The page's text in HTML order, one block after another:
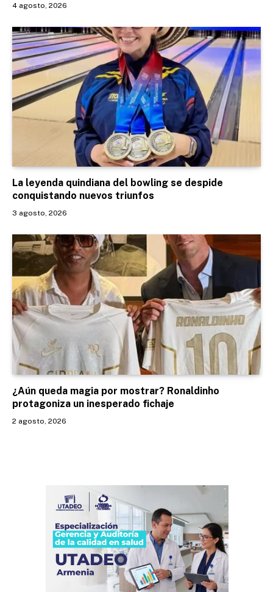
4 agosto, 2026
La leyenda quindiana del bowling se despide
conquistando nuevos triunfos
3 agosto, 2026
¿Aún queda magia por mostrar? Ronaldinho
protagoniza un inesperado fichaje
2 agosto, 2026